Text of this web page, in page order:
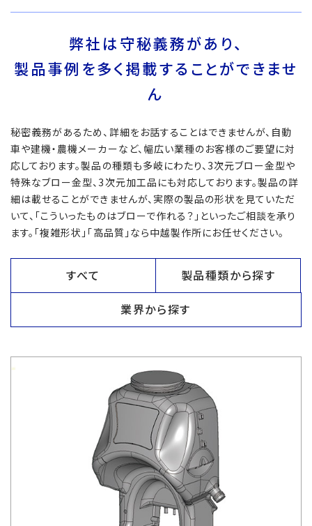
弊社は守秘義務があり、
製品事例を多く掲載することができませ
ん
秘密義務があるため、詳細をお話することはできませんが、自動
車や建機・農機メーカーなど、幅広い業種のお客様のご要望に対
応しております。製品の種類も多岐にわたり、3次元ブロー金型や
特殊なブロー金型、3次元加工品にも対応しております。製品の詳
細は載せることができませんが、実際の製品の形状を見ていただ
いて、「こういったものはブローで作れる？」といったご相談を承り
ます。「複雑形状」「高品質」なら中越製作所にお任せください。
すべて 製品種類から探す
業界から探す